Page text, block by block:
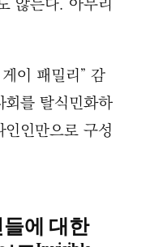
않는다. 아무리
이 패밀리” 감
를 탈식민화하
인만으로 구성
에 대한